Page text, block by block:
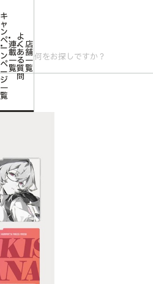
キ
ャ
ン
ペ
ー
ン
ペ
ー
ジ
一
覧
連
載
一
覧
よ
く
あ
る
質
問
店
舗
一
覧
ゼンレスゾーンゼロ 影画シリーズ コレクションカ